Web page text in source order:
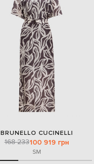
BRUNELLO CUCINELLI
168 233100 919 грн
SM